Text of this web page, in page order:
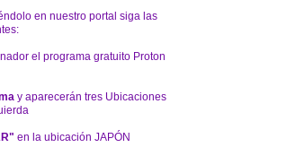
en nuestro portal siga las
el programa gratuito Proton
y aparecerán tres Ubicaciones
en la ubicación JAPÓN